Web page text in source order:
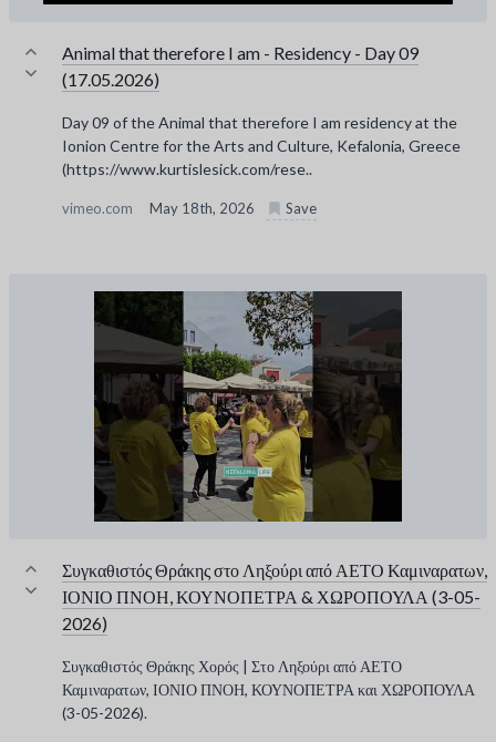
Animal that therefore I am - Residency - Day 09
(17.05.2026)
Day 09 of the Animal that therefore I am residency at the
Ionion Centre for the Arts and Culture, Kefalonia, Greece
(https://www.kurtislesick.com/rese..
vimeo.com May 18th, 2026 Save
Συγκαθιστός Θράκης στο Ληξούρι από ΑΕΤΟ Καμιναρατων,
ΙΟΝΙΟ ΠΝΟΗ, ΚΟΥΝΟΠΕΤΡΑ & ΧΩΡΟΠΟΥΛΑ (3-05-
2026)
Συγκαθιστός Θράκης Χορός | Στο Ληξούρι από ΑΕΤΟ
Καμιναρατων, ΙΟΝΙΟ ΠΝΟΗ, ΚΟΥΝΟΠΕΤΡΑ και ΧΩΡΟΠΟΥΛΑ
(3-05-2026).